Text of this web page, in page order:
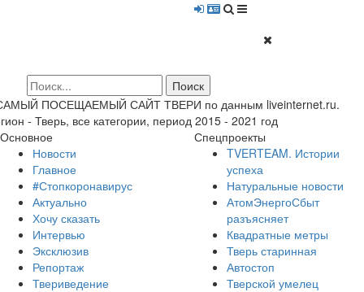
ПОСЕЩАЕМЫЙ САЙТ ТВЕРИ по данным liveinternet.ru.
- Тверь, все категории, период 2015 - 2021 год
Основное
Новости
Главное
#Стопкоронавирус
Актуально
Хочу сказать
Интервью
Эксклюзив
Репортаж
Твериведение
Спецпроекты
TVERTEAM. Истории
успеха
Натуральные новости
АтомЭнергоСбыт
разъясняет
Квадратные метры
Тверь старинная
Автостоп
Тверской умелец